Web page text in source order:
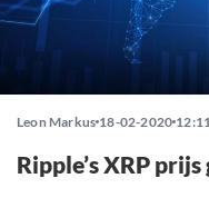
Leon Markus 18-02-2020
Ripple’s XRP